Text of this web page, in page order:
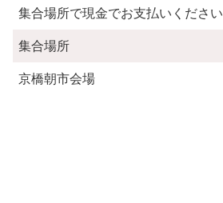
集合場所で現金でお支払いください
集合場所
京橋朝市会場